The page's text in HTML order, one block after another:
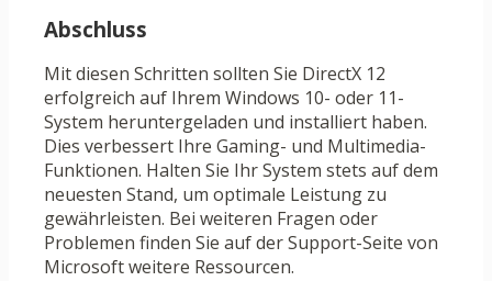
Abschluss
Mit diesen Schritten sollten Sie DirectX 12
erfolgreich auf Ihrem Windows 10- oder 11-
System heruntergeladen und installiert haben.
Dies verbessert Ihre Gaming- und Multimedia-
Funktionen. Halten Sie Ihr System stets auf dem
neuesten Stand, um optimale Leistung zu
gewährleisten. Bei weiteren Fragen oder
Problemen finden Sie auf der Support-Seite von
Microsoft weitere Ressourcen.